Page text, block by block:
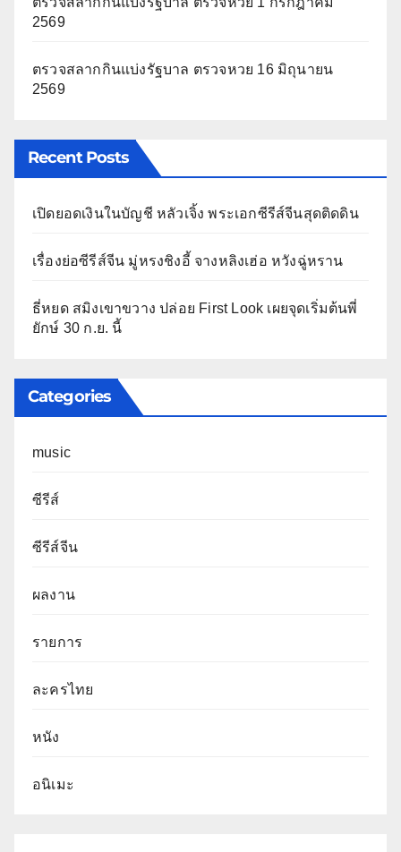
2569
ตรวจสลากกินแบ่งรัฐบาล ตรวจหวย 16 มิถุนายน
2569
Recent Posts
เปิดยอดเงินในบัญชี หลัวเจิ้ง พระเอกซีรีส์จีนสุดติดดิน
เรื่องย่อซีรีส์จีน มู่หรงชิงอี้ จางหลิงเฮ่อ หวังฉู่หราน
ธี่หยด สมิงเขาขวาง ปล่อย First Look เผยจุดเริ่มต้นพี่
ยักษ์ 30 ก.ย. นี้
Categories
music
ซีรีส์
ซีรีส์จีน
ผลงาน
รายการ
ละครไทย
หนัง
อนิเมะ